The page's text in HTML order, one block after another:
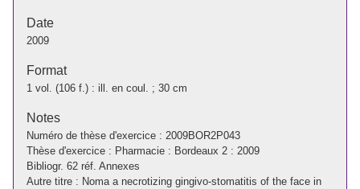
Date
2009
Format
1 vol. (106 f.) : ill. en coul. ; 30 cm
Notes
Numéro de thèse d'exercice : 2009BOR2P043
Thèse d'exercice : Pharmacie : Bordeaux 2 : 2009
Bibliogr. 62 réf. Annexes
Autre titre : Noma a necrotizing gingivo-stomatitis of the face in